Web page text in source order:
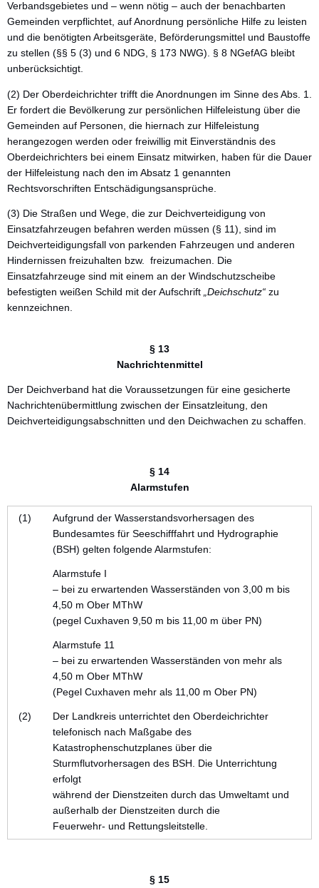
Verbandsgebietes und – wenn nötig – auch der benachbarten
Gemeinden verpflichtet, auf Anordnung persönliche Hilfe zu leisten
und die benötigten Arbeitsgeräte, Beförderungsmittel und Baustoffe
zu stellen (§§ 5 (3) und 6 NDG, § 173 NWG). § 8 NGefAG bleibt
unberücksichtigt.
(2) Der Oberdeichrichter trifft die Anordnungen im Sinne des Abs. 1.
Er fordert die Bevölkerung zur persönlichen Hilfeleistung über die
Gemeinden auf Personen, die hiernach zur Hilfeleistung
herangezogen werden oder freiwillig mit Einverständnis des
Oberdeichrichters bei einem Einsatz mitwirken, haben für die Dauer
der Hilfeleistung nach den im Absatz 1 genannten
Rechtsvorschriften Entschädigungsansprüche.
(3) Die Straßen und Wege, die zur Deichverteidigung von
Einsatzfahrzeugen befahren werden müssen (§ 11), sind im
Deichverteidigungsfall von parkenden Fahrzeugen und anderen
Hindernissen freizuhalten bzw. freizumachen. Die
Einsatzfahrzeuge sind mit einem an der Windschutzscheibe
befestigten weißen Schild mit der Aufschrift „Deichschutz“ zu
kennzeichnen.
§ 13
Nachrichtenmittel
Der Deichverband hat die Voraussetzungen für eine gesicherte
Nachrichtenübermittlung zwischen der Einsatzleitung, den
Deichverteidigungsabschnitten und den Deichwachen zu schaffen.
§ 14
Alarmstufen
(1)
Aufgrund der Wasserstandsvorhersagen des
Bundesamtes für Seeschifffahrt und Hydrographie
(BSH) gelten folgende Alarmstufen:
Alarmstufe I
– bei zu erwartenden Wasserständen von 3,00 m bis
4,50 m Ober MThW
(pegel Cuxhaven 9,50 m bis 11,00 m über PN)
Alarmstufe 11
– bei zu erwartenden Wasserständen von mehr als
4,50 m Ober MThW
(Pegel Cuxhaven mehr als 11,00 m Ober PN)
(2)
Der Landkreis unterrichtet den Oberdeichrichter
telefonisch nach Maßgabe des
Katastrophenschutzplanes über die
Sturmflutvorhersagen des BSH. Die Unterrichtung
erfolgt
während der Dienstzeiten durch das Umweltamt und
außerhalb der Dienstzeiten durch die
Feuerwehr- und Rettungsleitstelle.
§ 15